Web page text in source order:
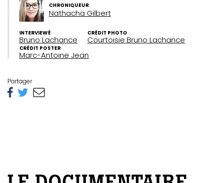
CHRONIQUEUR
Nathacha Gilbert
INTERVIEWÉ
Bruno Lachance
CRÉDIT PHOTO
Courtoisie Bruno Lachance
CRÉDIT POSTER
Marc-Antoine Jean
Partager